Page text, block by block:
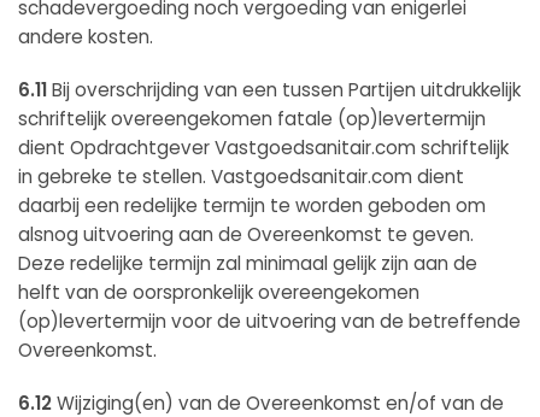
schadevergoeding noch vergoeding van enigerlei
andere kosten.
6.11Bij overschrijding van een tussen Partijen uitdrukkelijk
schriftelijk overeengekomen fatale (op)levertermijn
dient Opdrachtgever Vastgoedsanitair.com schriftelijk
in gebreke te stellen. Vastgoedsanitair.com dient
daarbij een redelijke termijn te worden geboden om
alsnog uitvoering aan de Overeenkomst te geven.
Deze redelijke termijn zal minimaal gelijk zijn aan de
helft van de oorspronkelijk overeengekomen
(op)levertermijn voor de uitvoering van de betreffende
Overeenkomst.
6.12Wijziging(en) van de Overeenkomst en/of van de